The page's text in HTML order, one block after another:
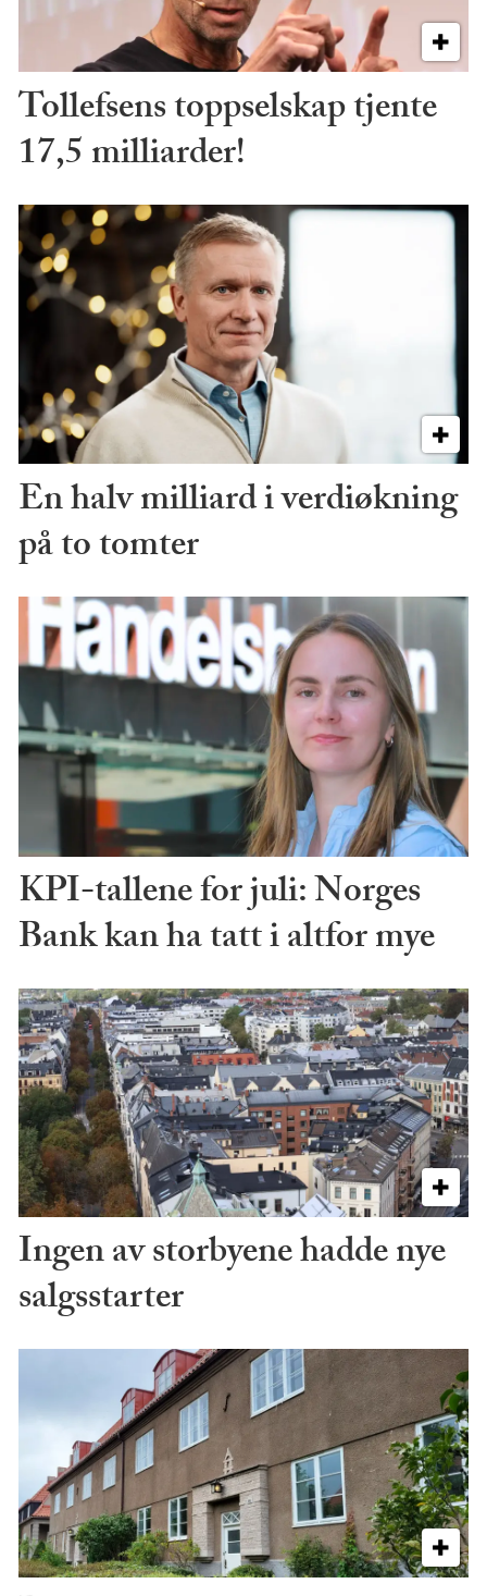
Tollefsens toppselskap tjente
17,5 milliarder!
En halv milliard i verdiøkning
på to tomter
KPI-tallene for juli: Norges
Bank kan ha tatt i altfor mye
Ingen av storbyene hadde nye
salgsstarter